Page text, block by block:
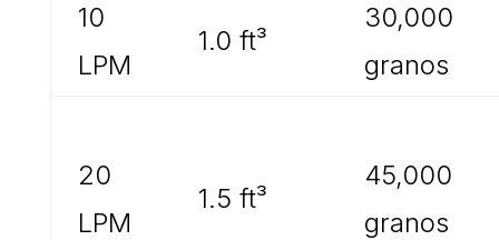
10
LPM
1.0 ft³
30,000
granos
20
LPM
1.5 ft³
45,000
granos